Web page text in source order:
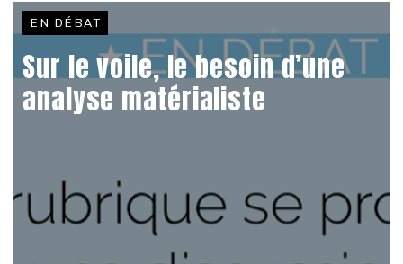
EN DÉBAT
Sur le voile, le besoin d’une
analyse matérialiste